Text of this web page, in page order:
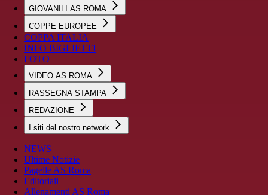
GIOVANILI AS ROMA
COPPE EUROPEE
COPPA ITALIA
INFO BIGLIETTI
FOTO
VIDEO AS ROMA
RASSEGNA STAMPA
REDAZIONE
I siti del nostro network
NEWS
Ultime Notizie
Pagelle AS Roma
Editoriali
Allenamenti AS Roma